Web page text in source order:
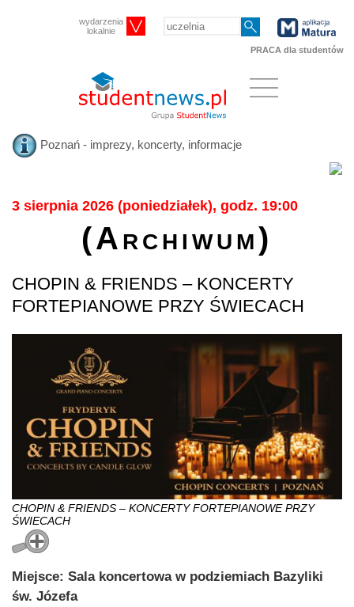
wydarzenia
lokalnie
PRACA dla studentów
Poznań - imprezy, koncerty, informacje
3 sierpnia 2026 (poniedziałek), godz. 19:00
(Archiwum)
CHOPIN & FRIENDS – KONCERTY
FORTEPIANOWE PRZY ŚWIECACH
CHOPIN & FRIENDS – KONCERTY FORTEPIANOWE PRZY
ŚWIECACH
Miejsce: Sala koncertowa w podziemiach Bazyliki
św. Józefa